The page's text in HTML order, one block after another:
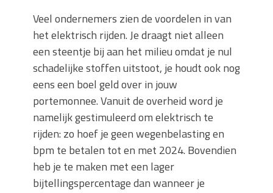
Veel ondernemers zien de voordelen in van
het elektrisch rijden. Je draagt niet alleen
een steentje bij aan het milieu omdat je nul
schadelijke stoffen uitstoot, je houdt ook nog
eens een boel geld over in jouw
portemonnee. Vanuit de overheid word je
namelijk gestimuleerd om elektrisch te
rijden: zo hoef je geen wegenbelasting en
bpm te betalen tot en met 2024. Bovendien
heb je te maken met een lager
bijtellingspercentage dan wanneer je